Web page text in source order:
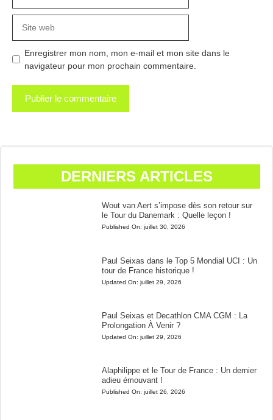
web
Enregistrer mon nom, mon e-mail et mon site dans le
navigateur pour mon prochain commentaire.
DERNIERS ARTICLES
Wout van Aert s’impose dès son retour sur
le Tour du Danemark : Quelle leçon !
Published On: juillet 30, 2026
Paul Seixas dans le Top 5 Mondial UCI : Un
tour de France historique !
Updated On: juillet 29, 2026
Paul Seixas et Decathlon CMA CGM : La
Prolongation À Venir ?
Updated On: juillet 29, 2026
Alaphilippe et le Tour de France : Un dernier
adieu émouvant !
Published On: juillet 26, 2026